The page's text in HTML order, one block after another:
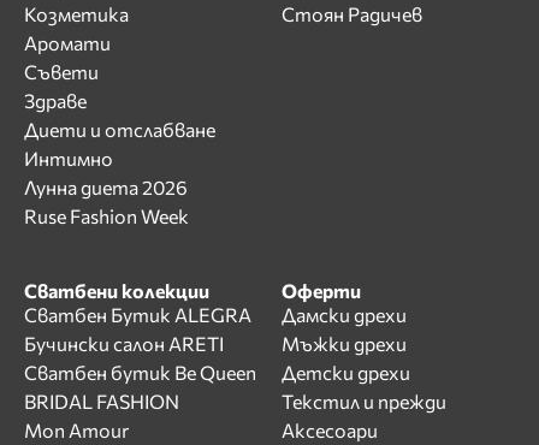
Козметика
Аромати
Съвети
Здраве
Диети и отслабване
Интимно
Лунна диета 2026
Ruse Fashion Week
Стоян Радичев
Сватбени колекции
Сватбен Бутик ALEGRA
Бучински салон ARETI
Сватбен бутик Be Queen
BRIDAL FASHION
Mon Amour
Оферти
Дамски дрехи
Мъжки дрехи
Детски дрехи
Текстил и прежди
Аксесоари